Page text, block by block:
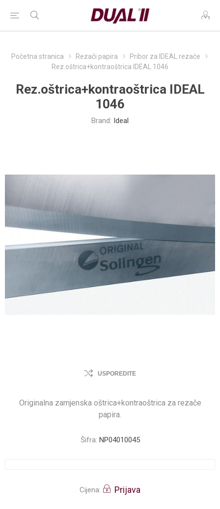
Početna stranica Rezači papira
Pribor za IDEAL rezače
Rez.oštrica+kontraoštrica IDEAL 1046
Rez.oštrica+kontraoštrica IDEAL
1046
Brand: Ideal
USPOREDITE
Originalna zamjenska oštrica+kontraoštrica za rezače
papira.
Šifra: NP04010045
Cijena: Prijava